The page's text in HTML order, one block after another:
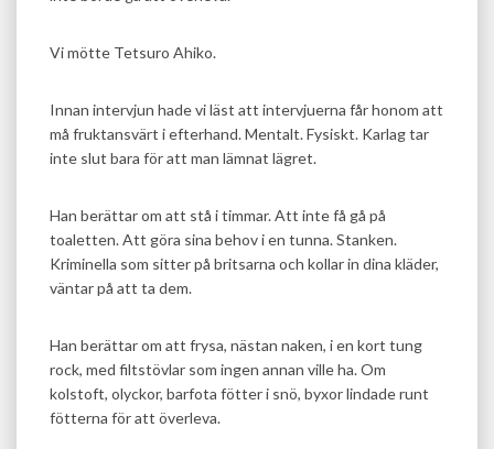
Vi mötte Tetsuro Ahiko.
Innan intervjun hade vi läst att intervjuerna får honom att
må fruktansvärt i efterhand. Mentalt. Fysiskt. Karlag tar
inte slut bara för att man lämnat lägret.
Han berättar om att stå i timmar. Att inte få gå på
toaletten. Att göra sina behov i en tunna. Stanken.
Kriminella som sitter på britsarna och kollar in dina kläder,
väntar på att ta dem.
Han berättar om att frysa, nästan naken, i en kort tung
rock, med filtstövlar som ingen annan ville ha. Om
kolstoft, olyckor, barfota fötter i snö, byxor lindade runt
fötterna för att överleva.